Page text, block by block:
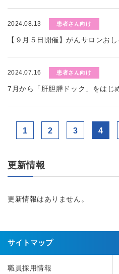
2024.08.13 患者さん向け
【９月５日開催】がんサロンお
2024.07.16 患者さん向け
7月から「肝胆膵ドック」をはじ
1 2 3 4
更新情報
更新情報はありません。
サイトマップ
職員採用情報